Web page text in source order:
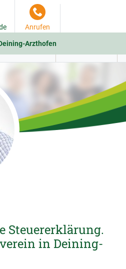
Arzthofen
Anrufen
Steuererklärung.
in Deining-